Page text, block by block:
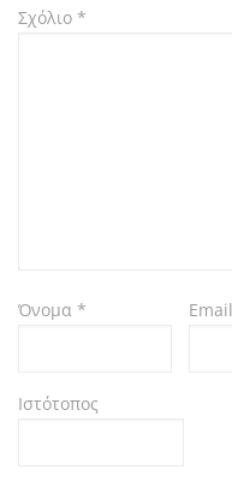
Σχόλιο *
Όνομα * Email
Ιστότοπος